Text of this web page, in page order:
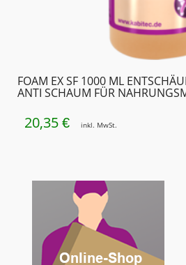
FOAM EX SF 1000 ML
ANTI SCHAUM FÜR
20,35 € inkl. MwSt.